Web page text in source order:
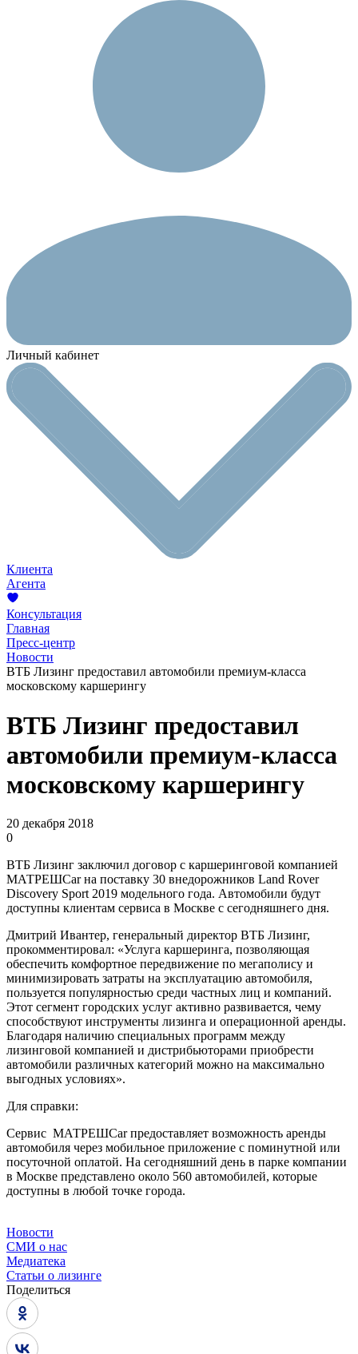
Личный кабинет
Клиента
Агента
Консультация
Главная
Пресс-центр
Новости
ВТБ Лизинг предоставил автомобили премиум-класса
московскому каршерингу
ВТБ Лизинг предоставил
автомобили премиум-класса
московскому каршерингу
20 декабря 2018
0
ВТБ Лизинг заключил договор с каршеринговой компанией
МАТРЕШCar на поставку 30 внедорожников Land Rover
Discovery Sport 2019 модельного года. Автомобили будут
доступны клиентам сервиса в Москве с сегодняшнего дня.
Дмитрий Ивантер, генеральный директор ВТБ Лизинг,
прокомментировал: «Услуга каршеринга, позволяющая
обеспечить комфортное передвижение по мегаполису и
минимизировать затраты на эксплуатацию автомобиля,
пользуется популярностью среди частных лиц и компаний.
Этот сегмент городских услуг активно развивается, чему
способствуют инструменты лизинга и операционной аренды.
Благодаря наличию специальных программ между
лизинговой компанией и диcтрибьюторами приобрести
автомобили различных категорий можно на максимально
выгодных условиях».
Для справки:
Сервис МАТРЕШCar предоставляет возможность аренды
автомобиля через мобильное приложение с поминутной или
посуточной оплатой. На сегодняшний день в парке компании
в Москве представлено около 560 автомобилей, которые
доступны в любой точке города.
Новости
СМИ о нас
Медиатека
Статьи о лизинге
Поделиться